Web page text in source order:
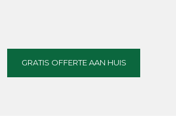
GRATIS OFFERTE AAN HUIS